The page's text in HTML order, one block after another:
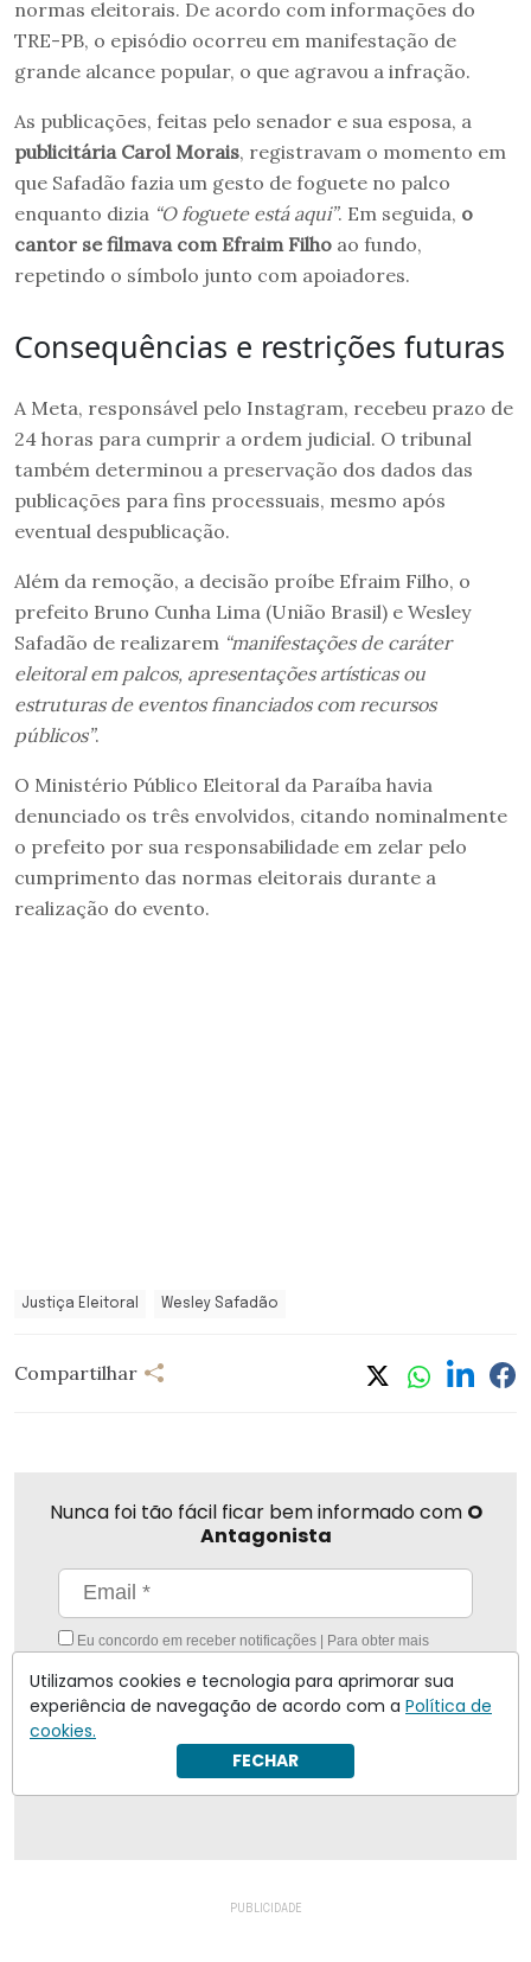
normas eleitorais. De acordo com informações do
TRE-PB, o episódio ocorreu em manifestação de
grande alcance popular, o que agravou a infração.
As publicações, feitas pelo senador e sua esposa, a
publicitária Carol Morais, registravam o momento em
que Safadão fazia um gesto de foguete no palco
enquanto dizia “O foguete está aqui”. Em seguida, o
cantor se filmava com Efraim Filho ao fundo,
repetindo o símbolo junto com apoiadores.
Consequências e restrições futuras
A Meta, responsável pelo Instagram, recebeu prazo de
24 horas para cumprir a ordem judicial. O tribunal
também determinou a preservação dos dados das
publicações para fins processuais, mesmo após
eventual despublicação.
Além da remoção, a decisão proíbe Efraim Filho, o
prefeito Bruno Cunha Lima (União Brasil) e Wesley
Safadão de realizarem “manifestações de caráter
eleitoral em palcos, apresentações artísticas ou
estruturas de eventos financiados com recursos
públicos”.
O Ministério Público Eleitoral da Paraíba havia
denunciado os três envolvidos, citando nominalmente
o prefeito por sua responsabilidade em zelar pelo
cumprimento das normas eleitorais durante a
realização do evento.
Justiça Eleitoral Wesley Safadão
Compartilhar
Nunca foi tão fácil ficar bem informado com O
Antagonista
Eu concordo em receber notificações | Para obter mais
Enviar
Utilizamos cookies e tecnologia para aprimorar sua
experiência de navegação de acordo com a Política de
cookies.
FECHAR